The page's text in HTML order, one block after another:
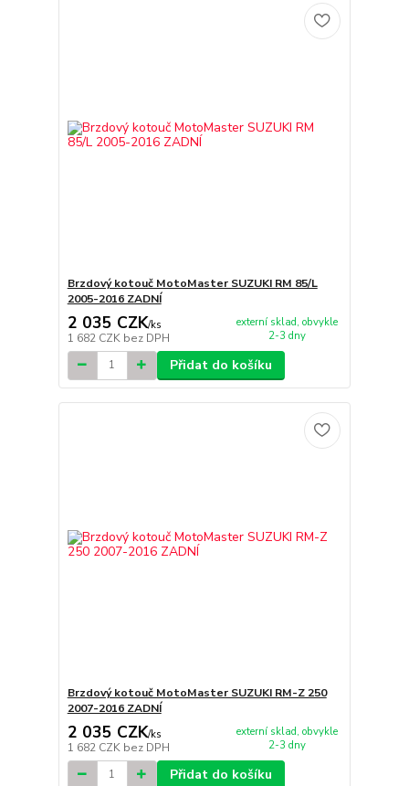
Brzdový kotouč MotoMaster SUZUKI RM 85/L
2005-2016 ZADNÍ
2 035 CZK/ks
1 682 CZK bez DPH
externí sklad, obvykle
2-3 dny
Přidat do košíku
Brzdový kotouč MotoMaster SUZUKI RM-Z 250
2007-2016 ZADNÍ
2 035 CZK/ks
1 682 CZK bez DPH
externí sklad, obvykle
2-3 dny
Přidat do košíku